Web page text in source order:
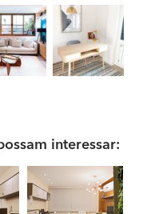
interessar: